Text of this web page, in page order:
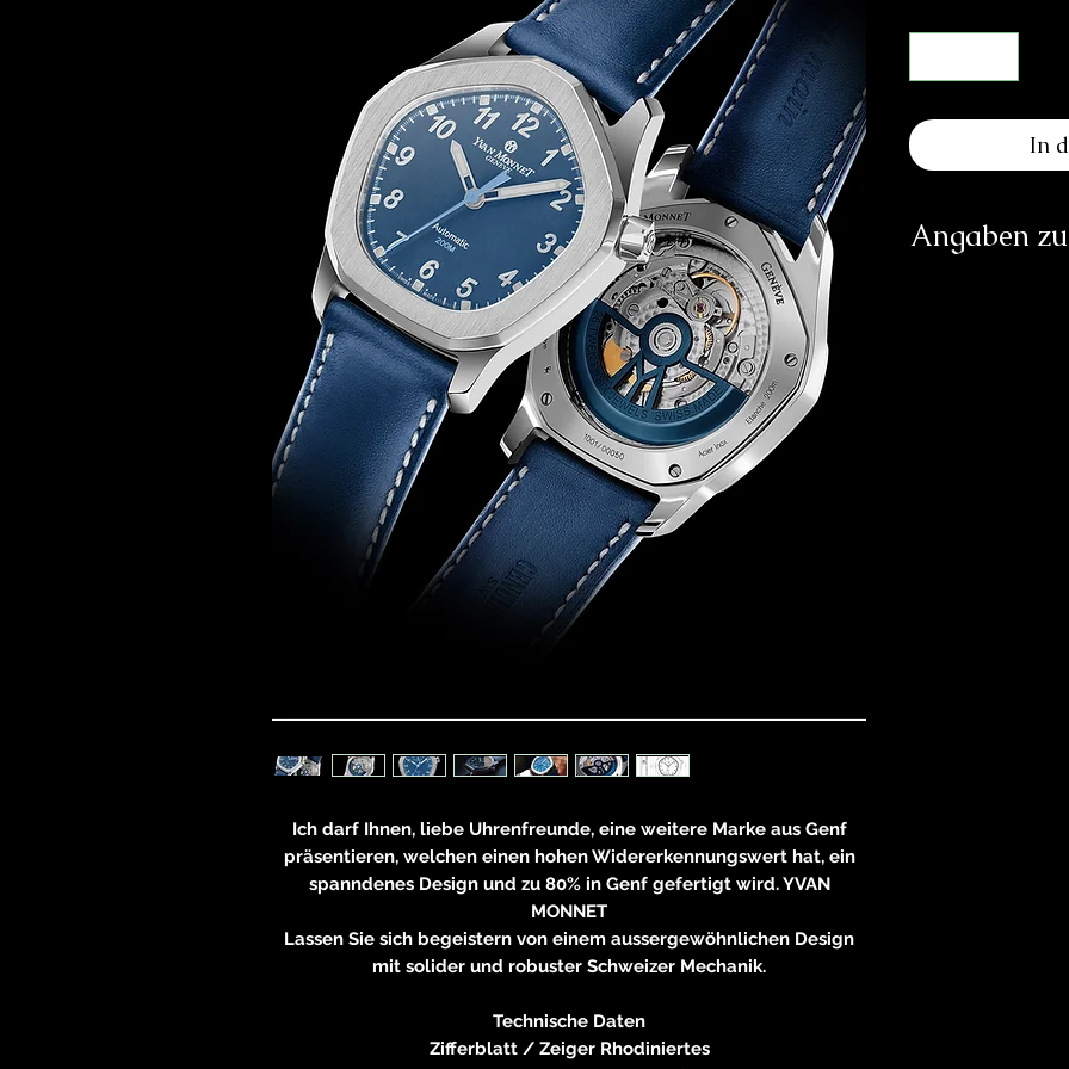
Ich darf Ihnen, liebe Uhrenfreunde, eine weitere Marke aus Genf
präsentieren, welchen einen hohen Widererkennungswert hat, ein
spanndenes Design und zu 80% in Genf gefertigt wird. YVAN
MONNET
Lassen Sie sich begeistern von einem aussergewöhnlichen Design
mit solider und robuster Schweizer Mechanik.
Technische Daten
Zifferblatt / Zeiger Rhodiniertes
In
Angaben